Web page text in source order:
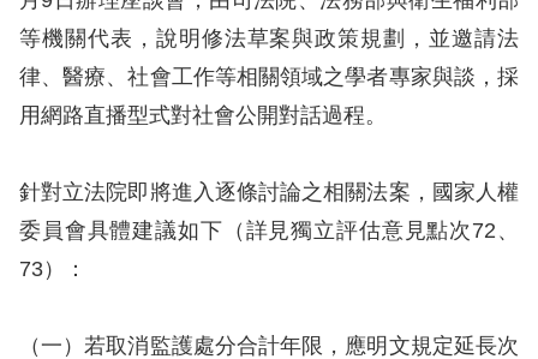
網
站
安
政
策
私
等機關代表，說明修法草案與政策規劃，並邀請法
律、醫療、社會工作等相關領域之學者專家與談，採
用網路直播型式對社會公開對話過程。
針對立法院即將進入逐條討論之相關法案，國家人權
委員會具體建議如下（詳見獨立評估意見點次72、
73）：
（一）若取消監護處分合計年限，應明文規定延長次